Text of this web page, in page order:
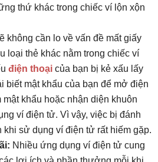
thứ khác trong chiếc ví lộn xộn
không cần lo về vấn đề mất giấy
loại thẻ khác nằm trong chiếc ví
điện thoại của bạn bị kẻ xấu lấy
biết mật khẩu của bạn để mở điện
khẩu hoặc nhận diện khuôn
ví điện tử. Vì vậy, việc bị đánh
khi sử dụng ví điện tử rất hiếm gặp.
Nhiều ứng dụng ví điện tử cung